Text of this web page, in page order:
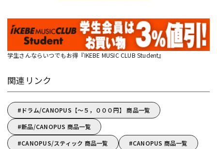
学生さんならいつでもお得『IKEBE MUSIC CLUB Student』
関連リンク
ドラム/CANOPUS【～５，０００円】 商品一覧
新品/CANOPUS 商品一覧
CANOPUS/スティック 商品一覧
CANOPUS 商品一覧